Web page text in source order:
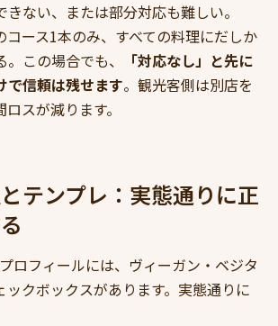
きない、または部分対応も難しい。
コース1本のみ、すべての料理にだしか
この場合でも、
「対応なし」と先に
で信頼は残せます。観光客側は別店を
スが減ります。
テンプレ：実態通りに正
ロフィールには、ヴィーガン・ベジタ
ックボックスがあります。実態通りに